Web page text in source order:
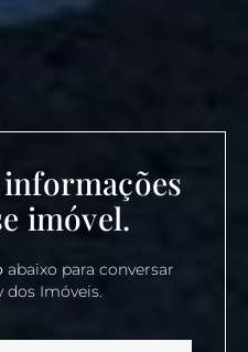
informações
imóvel.
abaixo para conversar
dos Imóveis.